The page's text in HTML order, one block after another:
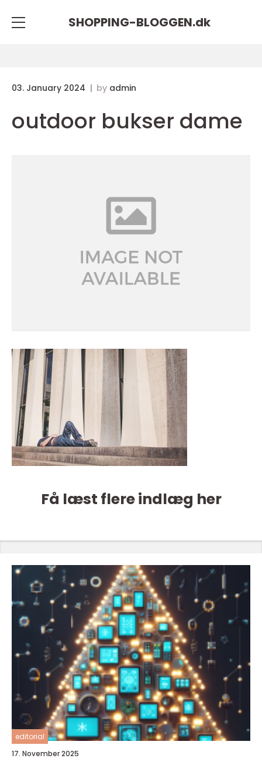
SHOPPING-BLOGGEN.dk
03. January 2024 by admin
outdoor bukser dame
Få læst flere indlæg her
editorial
17. November 2025